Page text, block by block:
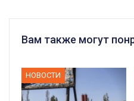
Вам также могут
НОВОСТИ